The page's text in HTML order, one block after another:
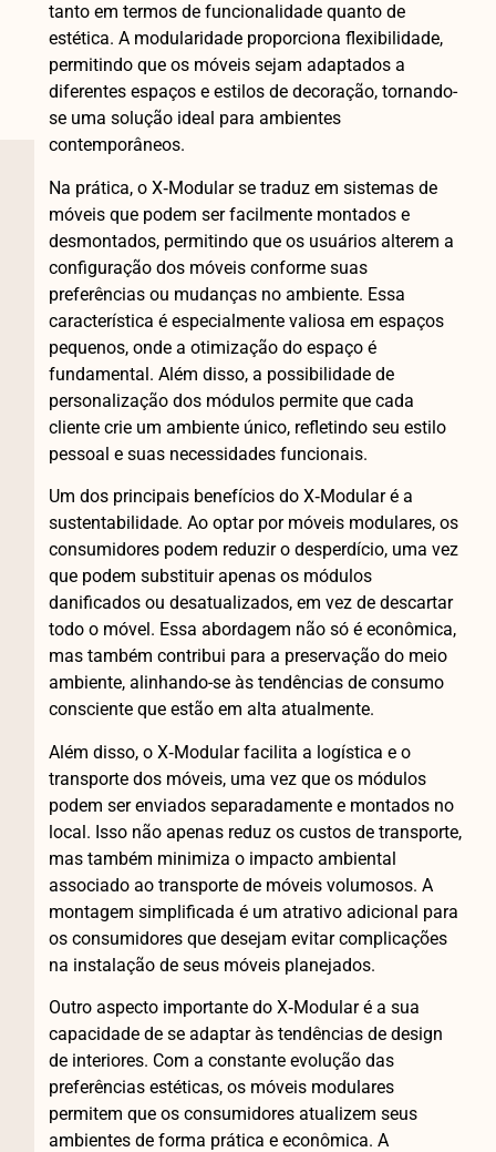
tanto em termos de funcionalidade quanto de
estética. A modularidade proporciona flexibilidade,
permitindo que os móveis sejam adaptados a
diferentes espaços e estilos de decoração, tornando-
se uma solução ideal para ambientes
contemporâneos.
Na prática, o X‑Modular se traduz em sistemas de
móveis que podem ser facilmente montados e
desmontados, permitindo que os usuários alterem a
configuração dos móveis conforme suas
preferências ou mudanças no ambiente. Essa
característica é especialmente valiosa em espaços
pequenos, onde a otimização do espaço é
fundamental. Além disso, a possibilidade de
personalização dos módulos permite que cada
cliente crie um ambiente único, refletindo seu estilo
pessoal e suas necessidades funcionais.
Um dos principais benefícios do X‑Modular é a
sustentabilidade. Ao optar por móveis modulares, os
consumidores podem reduzir o desperdício, uma vez
que podem substituir apenas os módulos
danificados ou desatualizados, em vez de descartar
todo o móvel. Essa abordagem não só é econômica,
mas também contribui para a preservação do meio
ambiente, alinhando-se às tendências de consumo
consciente que estão em alta atualmente.
Além disso, o X‑Modular facilita a logística e o
transporte dos móveis, uma vez que os módulos
podem ser enviados separadamente e montados no
local. Isso não apenas reduz os custos de transporte,
mas também minimiza o impacto ambiental
associado ao transporte de móveis volumosos. A
montagem simplificada é um atrativo adicional para
os consumidores que desejam evitar complicações
na instalação de seus móveis planejados.
Outro aspecto importante do X‑Modular é a sua
capacidade de se adaptar às tendências de design
de interiores. Com a constante evolução das
preferências estéticas, os móveis modulares
permitem que os consumidores atualizem seus
ambientes de forma prática e econômica. A